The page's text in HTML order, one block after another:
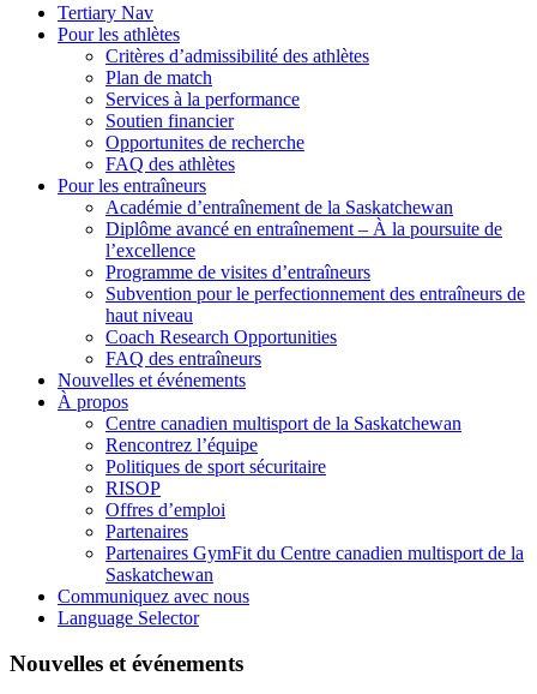
Tertiary Nav
Pour les athlètes
Critères dʼadmissibilité des athlètes
Plan de match
Services à la performance
Soutien financier
Opportunites de recherche
FAQ des athlètes
Pour les entraîneurs
Académie d’entraînement de la Saskatchewan
Diplôme avancé en entraînement – À la poursuite de
l’excellence
Programme de visites d’entraîneurs
Subvention pour le perfectionnement des entraîneurs de
haut niveau
Coach Research Opportunities
FAQ des entraîneurs
Nouvelles et événements
À propos
Centre canadien multisport de la Saskatchewan
Rencontrez l’équipe
Politiques de sport sécuritaire
RISOP
Offres d’emploi
Partenaires
Partenaires GymFit du Centre canadien multisport de la
Saskatchewan
Communiquez avec nous
Language Selector
Nouvelles et événements